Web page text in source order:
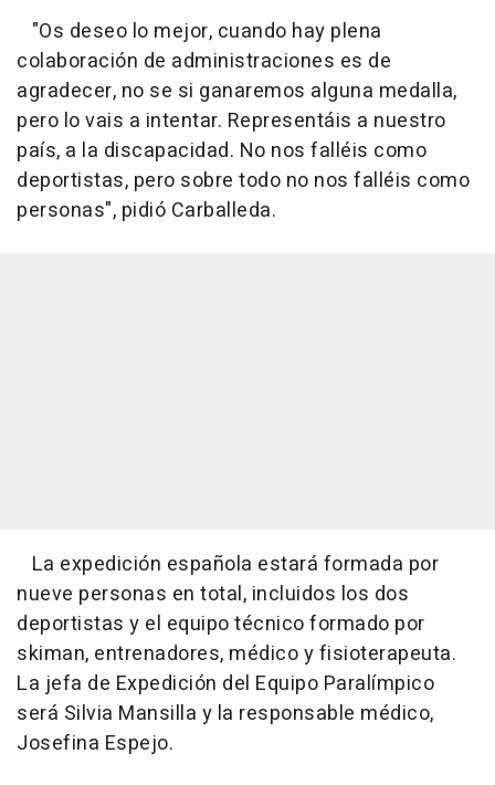
"Os deseo lo mejor, cuando hay plena
colaboración de administraciones es de
agradecer, no se si ganaremos alguna medalla,
pero lo vais a intentar. Representáis a nuestro
país, a la discapacidad. No nos falléis como
deportistas, pero sobre todo no nos falléis como
personas", pidió Carballeda.
La expedición española estará formada por
nueve personas en total, incluidos los dos
deportistas y el equipo técnico formado por
skiman, entrenadores, médico y fisioterapeuta.
La jefa de Expedición del Equipo Paralímpico
será Silvia Mansilla y la responsable médico,
Josefina Espejo.